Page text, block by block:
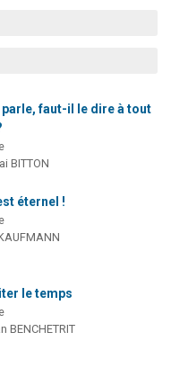
Reloger Rivka, 6 enfants, victime de violences...
parle, faut-il le dire à tout
BITTON
éternel !
le temps
BENCHETRIT